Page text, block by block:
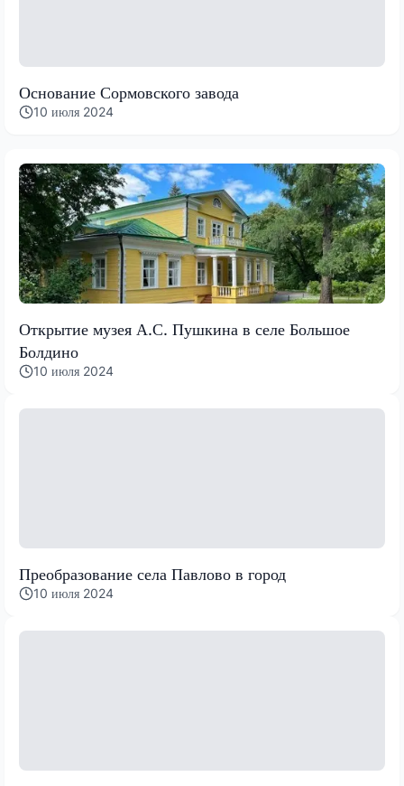
Основание Сормовского завода
10 июля 2024
Открытие музея А.С. Пушкина в селе Большое
Болдино
10 июля 2024
Преобразование села Павлово в город
10 июля 2024